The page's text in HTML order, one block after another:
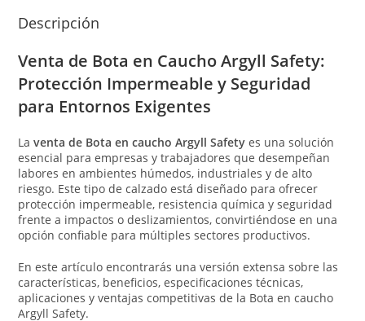
Descripción
Venta de Bota en Caucho Argyll Safety:
Protección Impermeable y Seguridad
para Entornos Exigentes
Laventa de Bota en caucho Argyll Safety es una solución
esencial para empresas y trabajadores que desempeñan
labores en ambientes húmedos, industriales y de alto
riesgo. Este tipo de calzado está diseñado para ofrecer
protección impermeable, resistencia química y seguridad
frente a impactos o deslizamientos, convirtiéndose en una
opción confiable para múltiples sectores productivos.
En este artículo encontrarás una versión extensa sobre las
características, beneficios, especificaciones técnicas,
aplicaciones y ventajas competitivas de la Bota en caucho
Argyll Safety.